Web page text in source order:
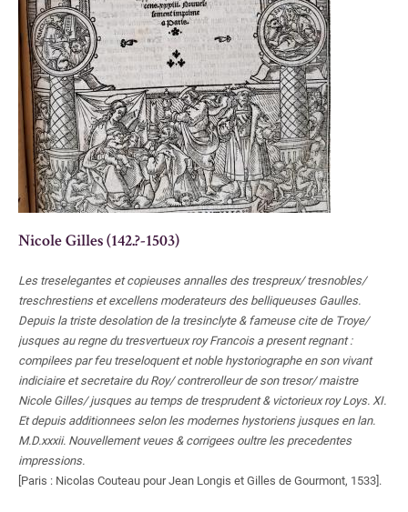
Jourdan
Contacts
Collections
Collections en libre accès
Collections patrimoniales
Collections numérisées
Ressources électroniques
Découvrir les collections
Bibliographies
Services
Rechercher un document
Plan de la bibliothèque
Prêt et consultation
Compte lecteur
Reproduire un document
Wifi
Nicole Gilles (142.?-1503)
Les treselegantes et copieuses annalles des trespreux/ tresnobles/
treschrestiens et excellens moderateurs des belliqueuses Gaulles.
Depuis la triste desolation de la tresinclyte & fameuse cite de Troye/
jusques au regne du tresvertueux roy Francois a present regnant :
compilees par feu treseloquent et noble hystoriographe en son vivant
indiciaire et secretaire du Roy/ contrerolleur de son tresor/ maistre
Nicole Gilles/ jusques au temps de tresprudent & victorieux roy Loys. XI.
Et depuis additionnees selon les modernes hystoriens jusques en lan.
M.D.xxxii. Nouvellement veues & corrigees oultre les precedentes
impressions.
[Paris : Nicolas Couteau pour Jean Longis et Gilles de Gourmont, 1533].